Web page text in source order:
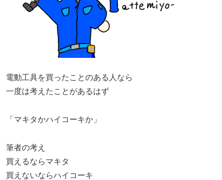
電動工具を買ったことのある人なら
一度は考えたことがあるはず
「マキタかハイコーキか」
筆者の考え
買えるならマキタ
買えないならハイコーキ